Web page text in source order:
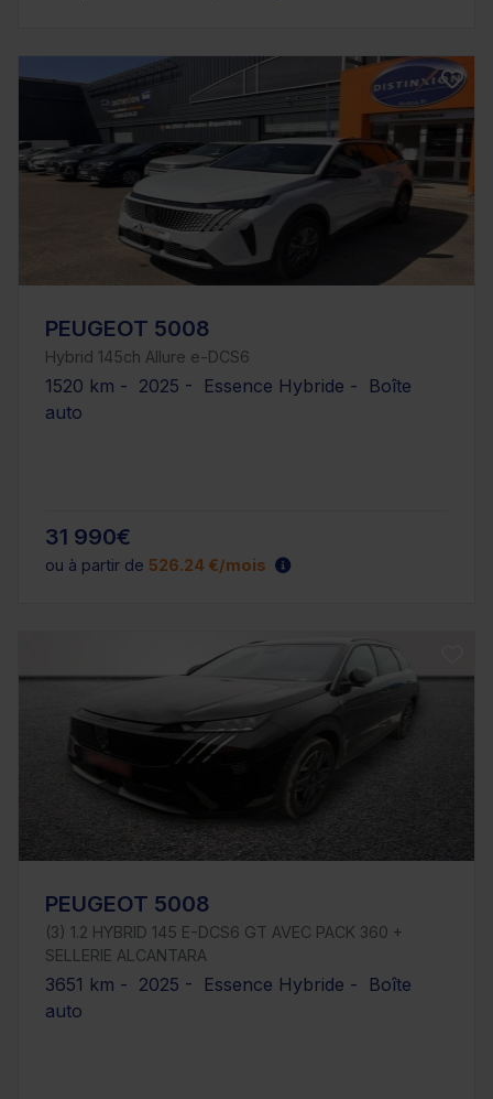
PEUGEOT 5008
Hybrid 145ch Allure e-DCS6
1520 km - 2025 - Essence Hybride - Boîte
auto
31 990€
ou à partir de 526.24 €/mois
PEUGEOT 5008
(3) 1.2 HYBRID 145 E-DCS6 GT AVEC PACK 360 +
SELLERIE ALCANTARA
3651 km - 2025 - Essence Hybride - Boîte
auto